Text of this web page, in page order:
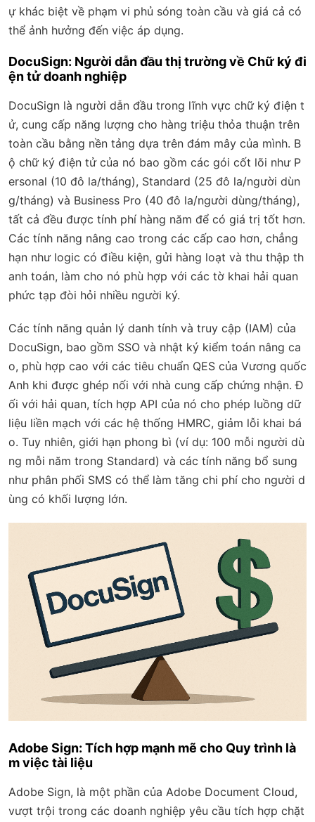
ự khác biệt về phạm vi phủ sóng toàn cầu và giá cả có
thể ảnh hưởng đến việc áp dụng.
DocuSign: Người dẫn đầu thị trường về Chữ ký đi
ện tử doanh nghiệp
DocuSign là người dẫn đầu trong lĩnh vực chữ ký điện t
ử, cung cấp năng lượng cho hàng triệu thỏa thuận trên
toàn cầu bằng nền tảng dựa trên đám mây của mình. B
ộ chữ ký điện tử của nó bao gồm các gói cốt lõi như P
ersonal (10 đô la/tháng), Standard (25 đô la/người dùn
g/tháng) và Business Pro (40 đô la/người dùng/tháng),
tất cả đều được tính phí hàng năm để có giá trị tốt hơn.
Các tính năng nâng cao trong các cấp cao hơn, chẳng
hạn như logic có điều kiện, gửi hàng loạt và thu thập th
anh toán, làm cho nó phù hợp với các tờ khai hải quan
phức tạp đòi hỏi nhiều người ký.
Các tính năng quản lý danh tính và truy cập (IAM) của
DocuSign, bao gồm SSO và nhật ký kiểm toán nâng ca
o, phù hợp cao với các tiêu chuẩn QES của Vương quốc
Anh khi được ghép nối với nhà cung cấp chứng nhận. Đ
ối với hải quan, tích hợp API của nó cho phép luồng dữ
liệu liền mạch với các hệ thống HMRC, giảm lỗi khai bá
o. Tuy nhiên, giới hạn phong bì (ví dụ: 100 mỗi người dù
ng mỗi năm trong Standard) và các tính năng bổ sung
như phân phối SMS có thể làm tăng chi phí cho người d
ùng có khối lượng lớn.
Adobe Sign: Tích hợp mạnh mẽ cho Quy trình là
m việc tài liệu
Adobe Sign, là một phần của Adobe Document Cloud,
vượt trội trong các doanh nghiệp yêu cầu tích hợp chặt